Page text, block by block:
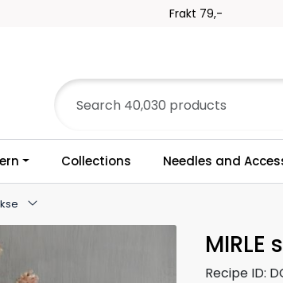
Frakt 79,-
Collections Needles and
Recipe ID: